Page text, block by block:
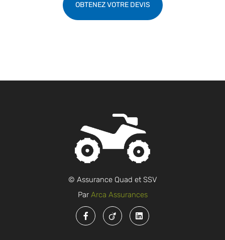
OBTENEZ VOTRE DEVIS
© Assurance Quad et SSV
Par Arca Assurances